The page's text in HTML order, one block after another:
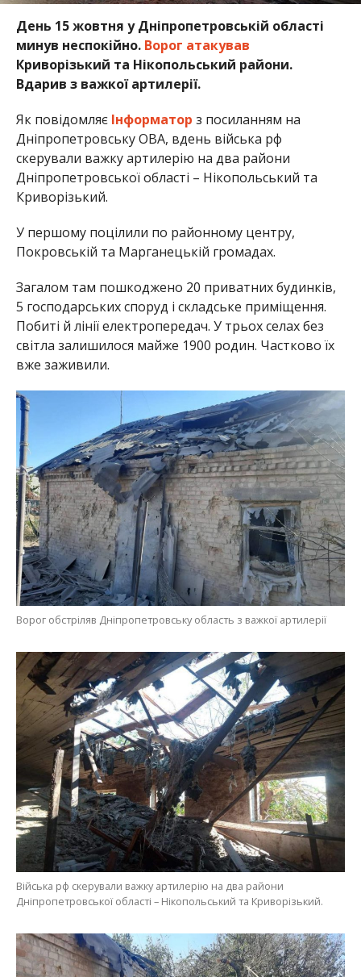
День 15 жовтня у Дніпропетровській області
минув неспокійно. Ворог атакував
Криворізький та Нікопольський райони.
Вдарив з важкої артилерії.
Як повідомляє Інформатор з посиланням на
Дніпропетровську ОВА, вдень війська рф
скерували важку артилерію на два райони
Дніпропетровської області – Нікопольський та
Криворізький.
У першому поцілили по районному центру,
Покровській та Марганецькій громадах.
Загалом там пошкоджено 20 приватних будинків,
5 господарських споруд і складське приміщення.
Побиті й лінії електропередач. У трьох селах без
світла залишилося майже 1900 родин. Частково їх
вже заживили.
Ворог обстріляв Дніпропетровську область з важкої артилерії
Війська рф скерували важку артилерію на два райони
Дніпропетровської області – Нікопольський та Криворізький.